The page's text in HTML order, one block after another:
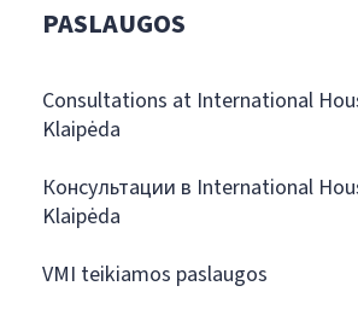
PASLAUGOS
Consultations at International
Klaipėda
Консультации в International
Klaipėda
VMI teikiamos paslaugos